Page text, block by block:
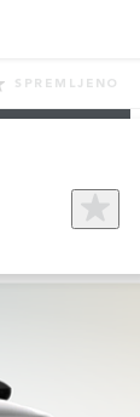
SPREMLJENO